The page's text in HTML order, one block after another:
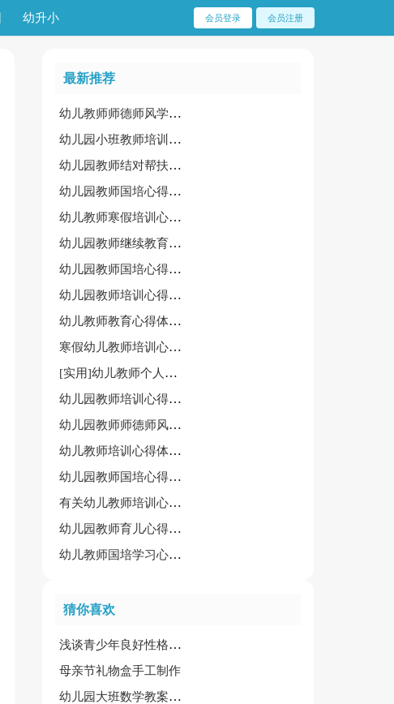
幼升小 会员登录 会员注册
最新推荐
幼儿教师师德师风学习心得体会15篇[合集]
幼儿园小班教师培训心得体会
幼儿园教师结对帮扶心得体会
幼儿园教师国培心得体会15篇[实用]
幼儿教师寒假培训心得体会（推荐）
幼儿园教师继续教育培训心得体会范文
幼儿园教师国培心得体会（推荐）
幼儿园教师培训心得体会15篇（精选）
幼儿教师教育心得体会（汇总15篇）
寒假幼儿教师培训心得(汇总6篇)
[实用]幼儿教师个人工作心得11篇
幼儿园教师培训心得体会[常用15篇]
幼儿园教师师德师风学习心得6篇[集合]
幼儿教师培训心得体会【优秀15篇】
幼儿园教师国培心得体会15篇（优选）
有关幼儿教师培训心得怎么写
幼儿园教师育儿心得小结
幼儿教师国培学习心得体会
猜你喜欢
浅谈青少年良好性格的培养
母亲节礼物盒手工制作
幼儿园大班数学教案集锦14篇